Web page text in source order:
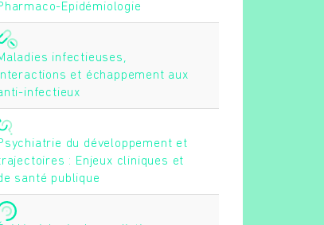
Epidémiologie
infectieuses,
et échappement aux
infectieux
du développement et
: Enjeux cliniques et
santé publique